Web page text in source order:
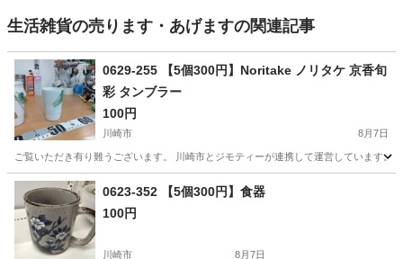
生活雑貨の売ります・あげますの関連記事
0629-255 【5個300円】Noritake ノリタケ 京香旬
彩 タンブラー
100円
川崎市 8月7日
ご覧いただき有り難うございます。 川崎市とジモティーが連携して運営していま
神奈川 川崎市 リユース
0623-352 【5個300円】食器
100円
川崎市 8月7日